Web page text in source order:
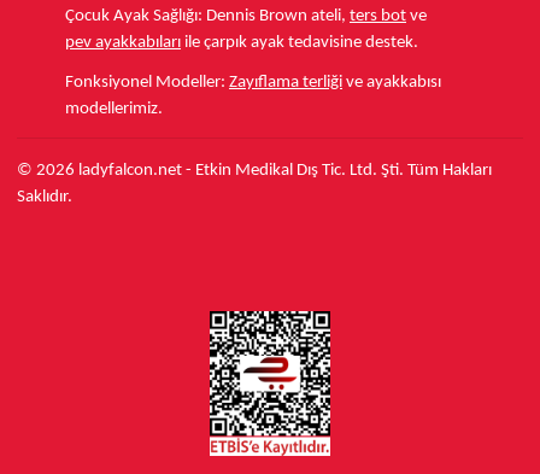
Çocuk Ayak Sağlığı: Dennis Brown ateli, ters bot ve
pev ayakkabıları ile çarpık ayak tedavisine destek.
Fonksiyonel Modeller: Zayıflama terliği ve ayakkabısı
modellerimiz.
© 2026 ladyfalcon.net - Etkin Medikal Dış Tic. Ltd. Şti. Tüm Hakları
Saklıdır.